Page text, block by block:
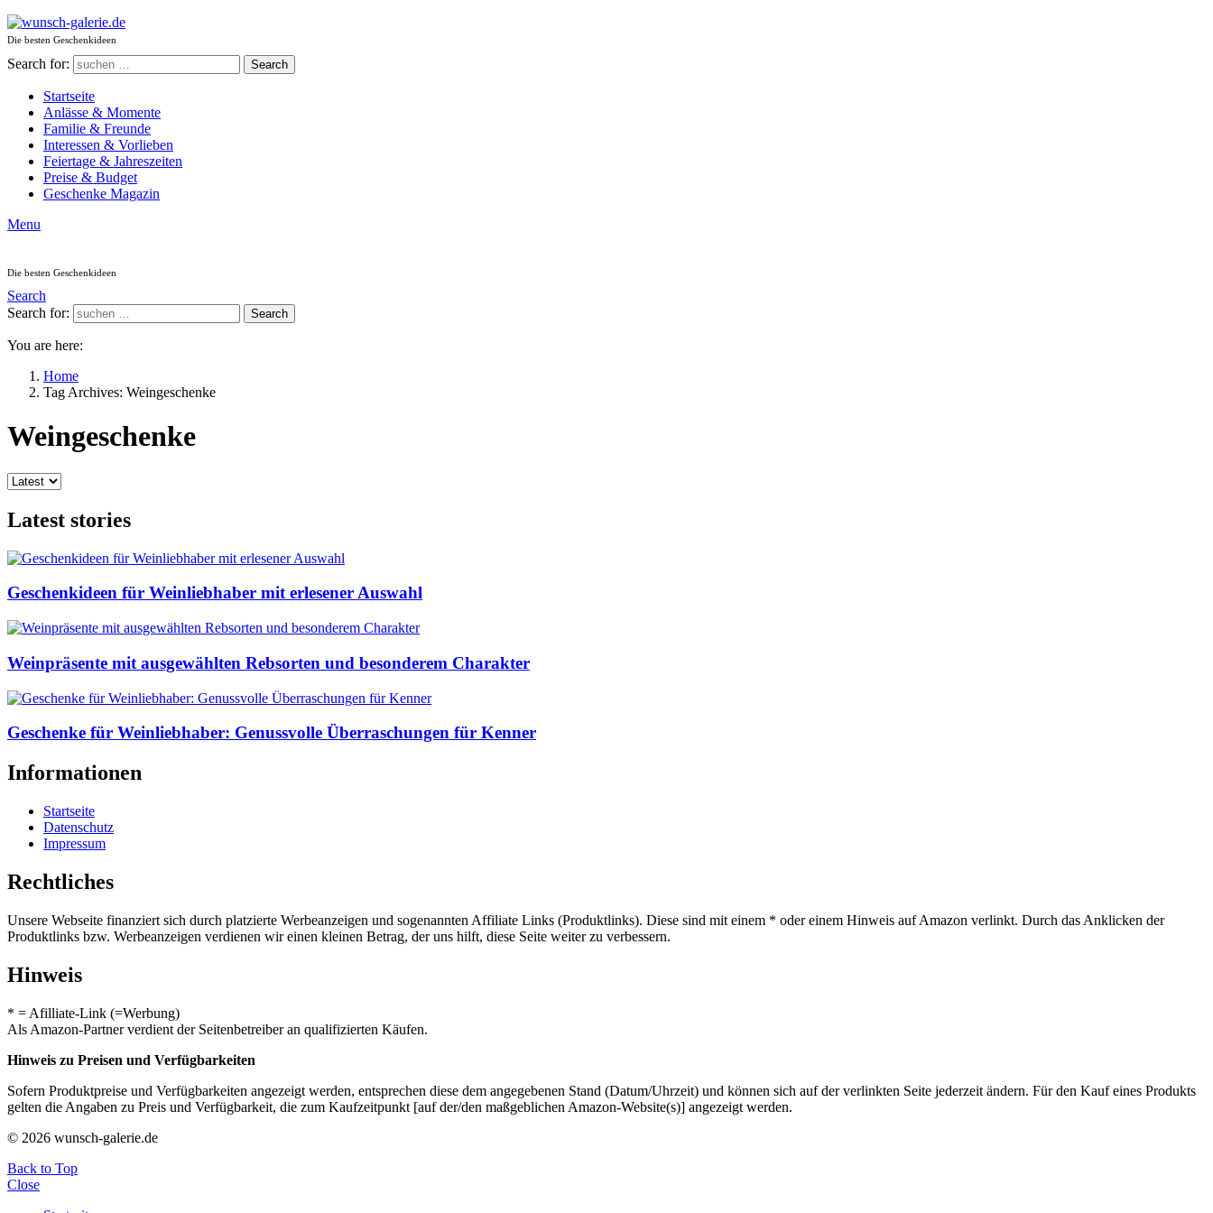
Die besten Geschenkideen
Search for: Search
Startseite
Anlässe & Momente
Familie & Freunde
Interessen & Vorlieben
Feiertage & Jahreszeiten
Preise & Budget
Geschenke Magazin
Menu
Die besten Geschenkideen
Search
Search for:
Search
You are here:
Home
Tag Archives: Weingeschenke
Weingeschenke
Latest stories
Geschenkideen für Weinliebhaber mit erlesener Auswahl
Weinpräsente mit ausgewählten Rebsorten und besonderem Charakter
Geschenke für Weinliebhaber: Genussvolle Überraschungen für Kenner
Informationen
Startseite
Datenschutz
Impressum
Rechtliches
Unsere Webseite finanziert sich durch platzierte Werbeanzeigen und sogenannten Affiliate Links (Produktlinks). Diese sind mit einem * oder einem Hinweis auf Amazon verlinkt. Durch das Anklicken der
Produktlinks bzw. Werbeanzeigen verdienen wir einen kleinen Betrag, der uns hilft, diese Seite weiter zu verbessern.
Hinweis
* = Afilliate-Link (=Werbung)
Als Amazon-Partner verdient der Seitenbetreiber an qualifizierten Käufen.
Hinweis zu Preisen und Verfügbarkeiten
Sofern Produktpreise und Verfügbarkeiten angezeigt werden, entsprechen diese dem angegebenen Stand (Datum/Uhrzeit) und können sich auf der verlinkten Seite jederzeit ändern. Für den Kauf eines Produkts
gelten die Angaben zu Preis und Verfügbarkeit, die zum Kaufzeitpunkt [auf der/den maßgeblichen Amazon-Website(s)] angezeigt werden.
© 2026 wunsch-galerie.de
Back to Top
Close